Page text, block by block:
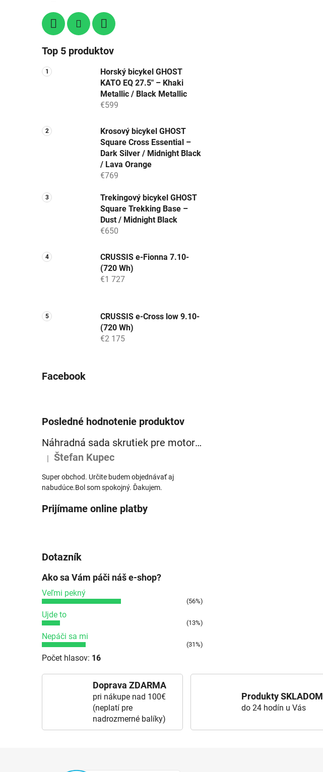
Top 5 produktov
Horský bicykel GHOST
KATO EQ 27.5″ – Khaki
Metallic / Black Metallic
€599
Krosový bicykel GHOST
Square Cross Essential –
Dark Silver / Midnight Black
/ Lava Orange
€769
Trekingový bicykel GHOST
Square Trekking Base –
Dust / Midnight Black
€650
CRUSSIS e-Fionna 7.10-
(720 Wh)
€1 727
CRUSSIS e-Cross low 9.10-
(720 Wh)
€2 175
Facebook
Posledné hodnotenie produktov
Náhradná sada skrutiek pre motor Panasonic GX Ultimate a Power Plus (6ks)
Hodnotenie produktu je 5 z 5 hviezdičiek.
| Štefan Kupec
Super obchod. Určite budem objednávať aj
nabudúce.Bol som spokojný. Ďakujem.
Prijímame online platby
Dotazník
Ako sa Vám páči náš e-shop?
Veľmi pekný
(56%)
Ujde to
(13%)
Nepáči sa mi
(31%)
Počet hlasov: 16
Doprava ZDARMA
pri nákupe nad 100€
(neplatí pre
nadrozmerné balíky)
Produkty SKLADOM
do 24 hodín u Vás